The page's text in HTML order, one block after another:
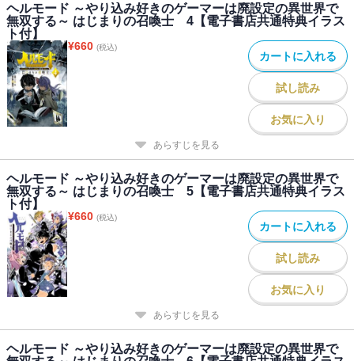
ヘルモード ～やり込み好きのゲーマーは廃設定の異世界で
無双する～ はじまりの召喚士 4【電子書店共通特典イラス
ト付】
¥660 (税込)
カートに入れる
試し読み
お気に入り
あらすじを見る
ヘルモード ～やり込み好きのゲーマーは廃設定の異世界で
無双する～ はじまりの召喚士 5【電子書店共通特典イラス
ト付】
¥660 (税込)
カートに入れる
試し読み
お気に入り
あらすじを見る
ヘルモード ～やり込み好きのゲーマーは廃設定の異世界で